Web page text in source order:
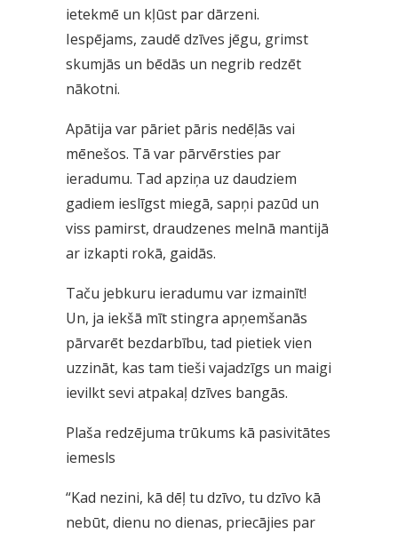
ietekmē un kļūst par dārzeni.
Iespējams, zaudē dzīves jēgu, grimst
skumjās un bēdās un negrib redzēt
nākotni.
Apātija var pāriet pāris nedēļās vai
mēnešos. Tā var pārvērsties par
ieradumu. Tad apziņa uz daudziem
gadiem ieslīgst miegā, sapņi pazūd un
viss pamirst, draudzenes melnā mantijā
ar izkapti rokā, gaidās.
Taču jebkuru ieradumu var izmainīt!
Un, ja iekšā mīt stingra apņemšanās
pārvarēt bezdarbību, tad pietiek vien
uzzināt, kas tam tieši vajadzīgs un maigi
ievilkt sevi atpakaļ dzīves bangās.
Plaša redzējuma trūkums kā pasivitātes
iemesls
“Kad nezini, kā dēļ tu dzīvo, tu dzīvo kā
nebūt, dienu no dienas, priecājies par